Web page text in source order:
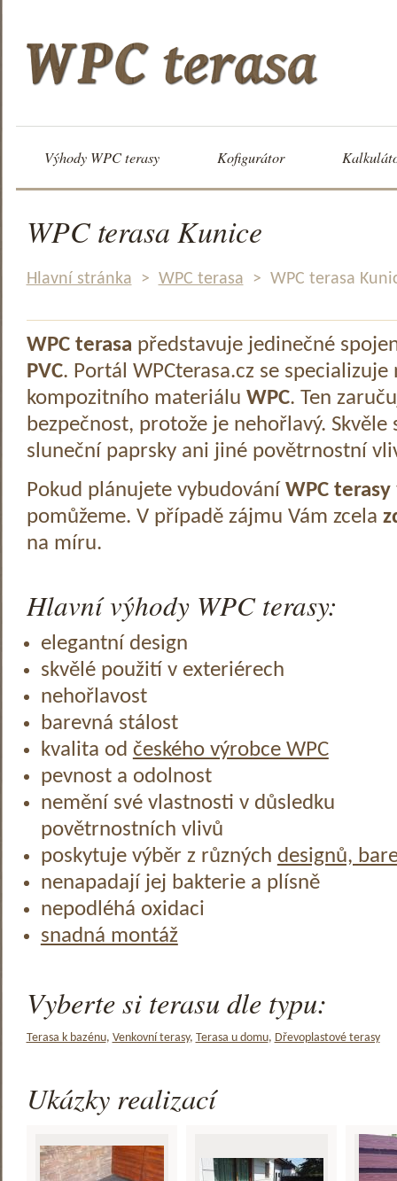
Výhody WPC terasy Kofigurátor
WPC terasa Kunice
Hlavní stránka > WPC terasa > WPC terasa
WPC terasa představuje jedinečné
PVC. Portál WPCterasa.cz se specializuje
kompozitního materiálu WPC. Ten
bezpečnost, protože je nehořlavý.
sluneční paprsky ani jiné povětrnostní
Pokud plánujete vybudování WPC terasy
pomůžeme. V případě zájmu Vám zcela
na míru.
Hlavní výhody WPC terasy:
elegantní design
skvělé použití v exteriérech
nehořlavost
barevná stálost
kvalita od českého výrobce WPC
pevnost a odolnost
nemění své vlastnosti v důsledku
povětrnostních vlivů
poskytuje výběr z různých designů,
nenapadají jej bakterie a plísně
nepodléhá oxidaci
snadná montáž
Vyberte si terasu dle typu:
Terasa k bazénu, Venkovní terasy, Terasa u domu, Dřevoplastové terasy
Ukázky realizací